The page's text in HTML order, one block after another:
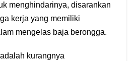
menghindarinya, disarankan
kerja yang memiliki
mengelas baja berongga.
kurangnya